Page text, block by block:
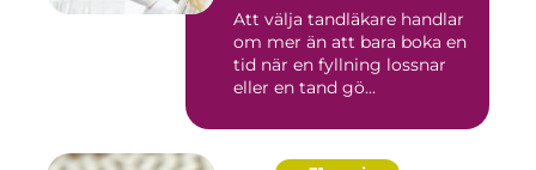
Att välja tandläkare handlar
om mer än att bara boka en
tid när en fyllning lossnar
eller en tand gö...